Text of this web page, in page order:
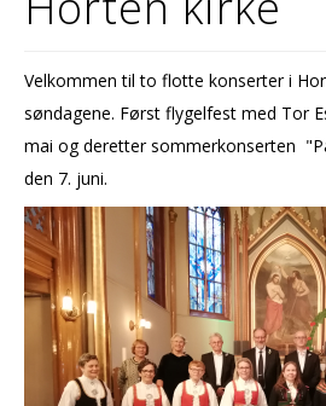
BARN OG UNGDOM
MUSIKK
GRAVFERD
KALENDER
KONTAKT
Velkommen til to flotte konserter i
søndagene. Først flygelfest med Tor
mai og deretter sommerkonserten
den 7. juni.